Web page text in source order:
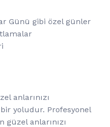
Günü gibi özel günler
anlarınızı
yoludur. Profesyonel
güzel anlarınızı